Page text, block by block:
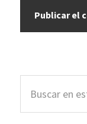
Barra
lateral
esta